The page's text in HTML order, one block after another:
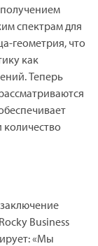
спектрам для
геометрия, что
как
Теперь
количество
Business
«Мы